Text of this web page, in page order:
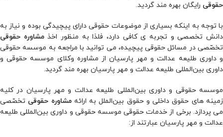
حقوقی رایگان بهره مند گردید.
با توجه به اینکه بسیاری از موضوعات حقوقی دارای پیچیدگی بوده و نیاز به
دانش تخصصی و تجربه ی کافی دارد، فلذا به منظور اخذمشاوره حقوقی
تخصّصی در مسائل حقوقی پیچیده، می توانید با مراجعه به موسسه حقوقی
و داوری طلیعه عدالت و مهر پارسیان از مشاوره وکلای موسسه حقوقی و
داوری بین‌المللی طلیعه عدالت و مهر پارسیان بهره مند گردید.
موسسه حقوقی و داوری بین‌المللی طلیعه عدالت و مهر پارسیان در کلیه
زمینه های حقوق داخلی و حقوق بین‌الملل به ارائهمشاوره حقوقی تخصّصی
می پردازد. برخی از خدمات حقوقی موسسه حقوقی و داوری بین‌المللی طلیعه
عدالت و مهر پارسیان عبارتند از: